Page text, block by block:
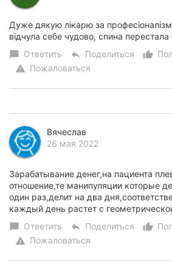
Дуже дякую лікарю за
відчула себе чудово, спина перестала
chat_bubble Ответить reply Поделиться
warning Пожаловаться
Вячеслав
26 мая 2022
Зарабатывание денег,на пациента
отношение,те манипуляции которые
один раз,делит на два
каждый день растет с
chat_bubble Ответить reply Поделиться
warning Пожаловаться